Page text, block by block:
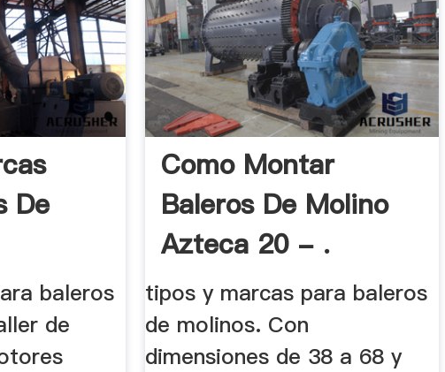
De
baleros
de
Como Montar
Baleros De Molino
Azteca 20 - .
tipos y marcas para baleros
de molinos. Con
dimensiones de 38 a 68 y